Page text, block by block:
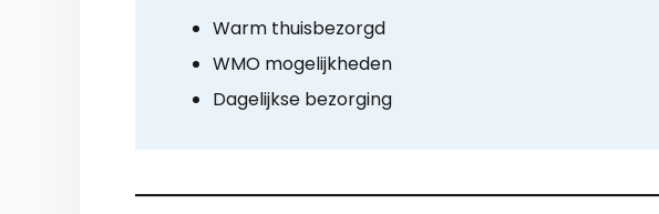
Warm thuisbezorgd
WMO mogelijkheden
Dagelijkse bezorging